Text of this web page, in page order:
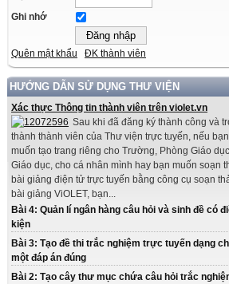
Ghi nhớ
Quên mật khẩu ĐK thành viên
HƯỚNG DẪN SỬ DỤNG THƯ VIỆN
Xác thực Thông tin thành viên trên violet.vn
Sau khi đã đăng ký thành công và
thành thành viên của Thư viện trực tuyến, nếu bạn
muốn tạo trang riêng cho Trường, Phòng Giáo
Giáo dục, cho cá nhân mình hay bạn muốn soạn
bài giảng điện tử trực tuyến bằng công cụ soạn
bài giảng ViOLET, bạn...
Bài 4: Quản lí ngân hàng câu hỏi và sinh đề có
kiện
Bài 3: Tạo đề thi trắc nghiệm trực tuyến dạng
một đáp án đúng
Bài 2: Tạo cây thư mục chứa câu hỏi trắc